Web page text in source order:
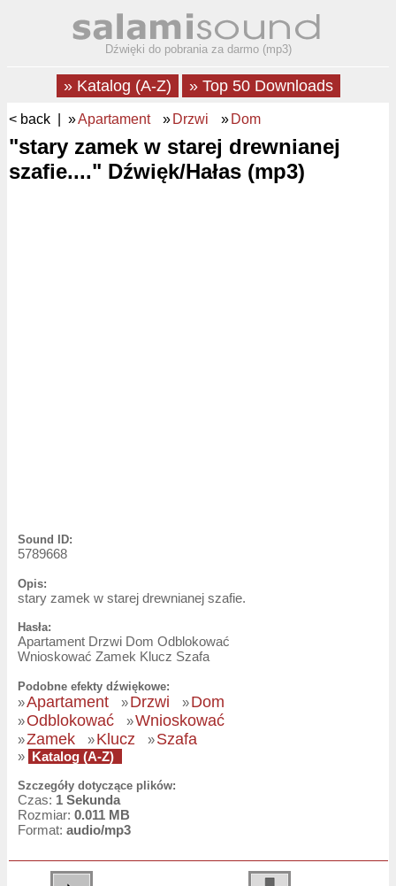
Dźwięki do pobrania za darmo (mp3)
» Katalog (A-Z) » Top 50 Downloads
< back | »Apartament » Drzwi » Dom
"stary zamek w starej drewnianej
szafie...." Dźwięk/Hałas (mp3)
Sound ID:
5789668
Opis:
stary zamek w starej drewnianej szafie.
Hasła:
Apartament Drzwi Dom Odblokować
Wnioskować Zamek Klucz Szafa
Podobne efekty dźwiękowe:
»Apartament »Drzwi »Dom
»Odblokować »Wnioskować
»Zamek »Klucz »Szafa
» Katalog (A-Z)
Szczegóły dotyczące plików:
Czas: 1 Sekunda
Rozmiar: 0.011 MB
Format: audio/mp3